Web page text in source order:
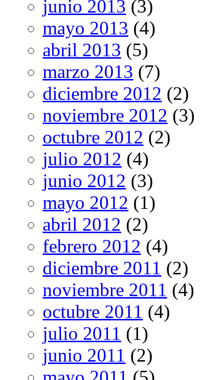
junio 2013 (3)
mayo 2013 (4)
abril 2013 (5)
marzo 2013 (7)
diciembre 2012 (2)
noviembre 2012 (3)
octubre 2012 (2)
julio 2012 (4)
junio 2012 (3)
mayo 2012 (1)
abril 2012 (2)
febrero 2012 (4)
diciembre 2011 (2)
noviembre 2011 (4)
octubre 2011 (4)
julio 2011 (1)
junio 2011 (2)